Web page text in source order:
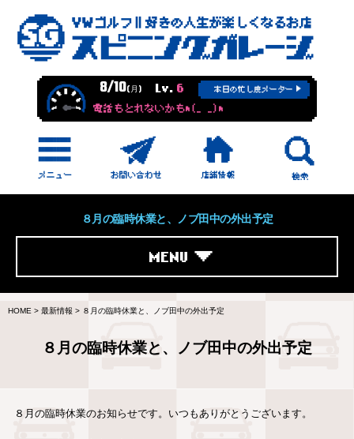
8/10(月) Lv. 6 本日の忙し度メーター
電話もとれないかもm(_ _)m
８月の臨時休業と、ノブ田中の外出予定
MENU
HOME > 最新情報 > ８月の臨時休業と、ノブ田中の外出予定
８月の臨時休業と、ノブ田中の外出予定
８月の臨時休業のお知らせです。いつもありがとうございます。